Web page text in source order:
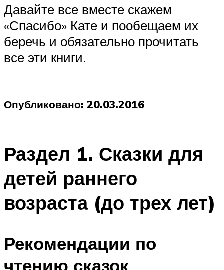
Давайте все вместе скажем
«Спасибо» Кате и пообещаем их
беречь и обязательно прочитать
все эти книги.
Опубликовано: 20.03.2016
Раздел 1. Сказки для
детей раннего
возраста (до трех лет)
Рекомендации по